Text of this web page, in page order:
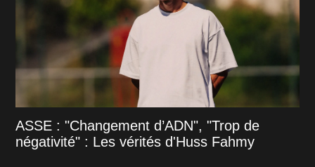
ASSE : "Changement d’ADN", "Trop de
négativité" : Les vérités d'Huss Fahmy